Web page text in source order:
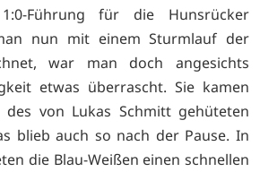
Führung für die Hunsrücker
nun mit einem Sturmlauf der
war man doch angesichts
etwas überrascht. Sie kamen
von Lukas Schmitt gehüteten
blieb auch so nach der Pause. In
die Blau-Weißen einen schnellen